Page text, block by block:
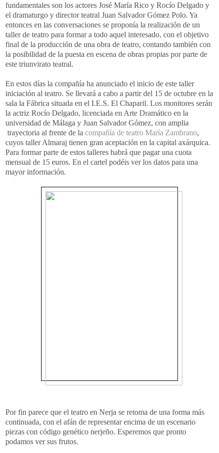
fundamentales son los actores José María Rico y Rocío Delgado y
el dramaturgo y director teatral Juan Salvador Gómez Polo. Ya
entonces en las conversaciones se proponía la realización de un
taller de teatro para formar a todo aquel interesado, con el objetivo
final de la producción de una obra de teatro, contando también con
la posibilidad de la puesta en escena de obras propias por parte de
este triunvirato teatral.
En estos días la compañía ha anunciado el inicio de este taller
iniciación al teatro. Se llevará a cabo a partir del 15 de octubre en la
sala la Fábrica situada en el I.E.S. El Chaparil. Los monitores serán
la actriz Rocío Delgado, licenciada en Arte Dramático en la
universidad de Málaga y Juan Salvador Gómez, con amplia
trayectoria al frente de la compañía de teatro María Zambrano,
cuyos taller Almaraj tienen gran aceptación en la capital axárquica.
Para formar parte de estos talleres habrá que pagar una cuota
mensual de 15 euros. En el cartel podéis ver los datos para una
mayor información.
Por fin parece que el teatro en Nerja se retoma de una forma más
continuada, con el afán de representar encima de un escenario
piezas con código genético nerjeño. Esperemos que pronto
podamos ver sus frutos.